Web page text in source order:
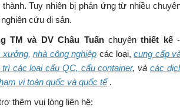
Tuy nhiên bị phản ứng từ nhiều
cứu di sản.
TM và DV Châu Tuấnchuyênthiết kế
xưởng, nhà công nghiệp các loại,cung cấp
trì các loại cẩu QC, cẩu container, vàcác
vi toàn quốc và quốc tế.
thêm vui lòng liên hệ: